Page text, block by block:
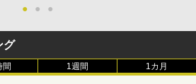
●
● ●
グ
間 1週間 1カ月